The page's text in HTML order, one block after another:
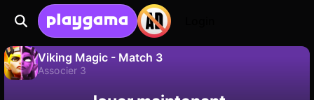
Viking Magic - Match 3
Associer 3
Non Enregistrer